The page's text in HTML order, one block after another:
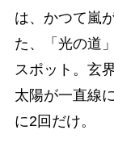
は、かつて嵐
た、「光の道
スポット。玄
太陽が一直線
に2回だけ。